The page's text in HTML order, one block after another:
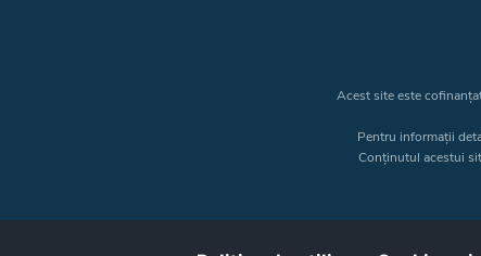
Acest site este
Pentru informații
Conținutul acestui